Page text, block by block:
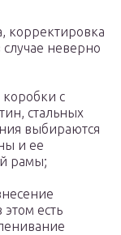
корректировка
неверно
с
стальных
выбираются
и ее
рамы;
есть